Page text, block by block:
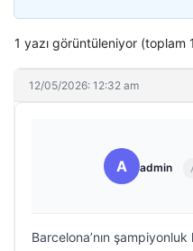
1 yazı görüntüleniyor (toplam
12/05/2026: 12:32 am
A admin
Barcelona’nın